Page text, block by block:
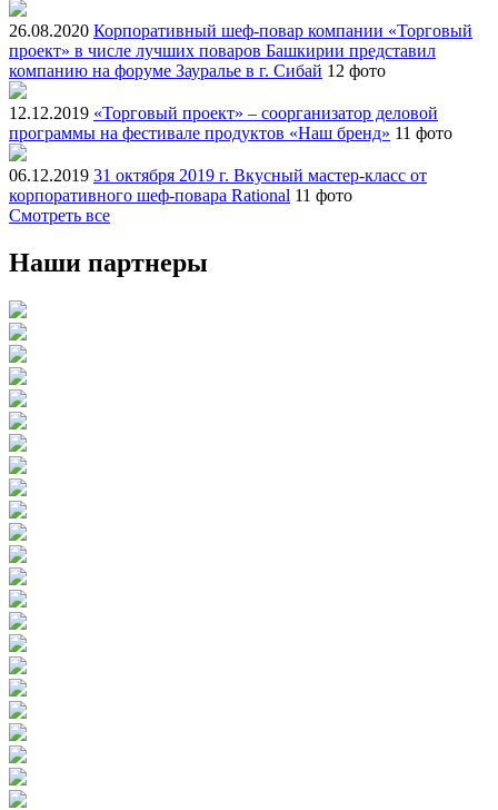
26.08.2020 Корпоративный шеф-повар компании «Торговый
проект» в числе лучших поваров Башкирии представил
компанию на форуме Зауралье в г. Сибай 12 фото
12.12.2019 «Торговый проект» – соорганизатор деловой
программы на фестивале продуктов «Наш бренд» 11 фото
06.12.2019 31 октября 2019 г. Вкусный мастер-класс от
корпоративного шеф-повара Rational 11 фото
Смотреть все
Наши партнеры